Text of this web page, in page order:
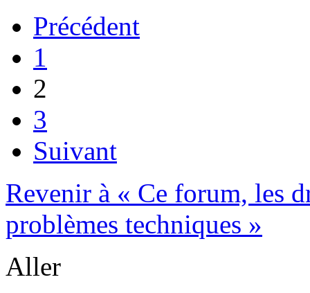
Précédent
1
2
3
Suivant
Revenir à « Ce forum, les
problèmes techniques »
Aller